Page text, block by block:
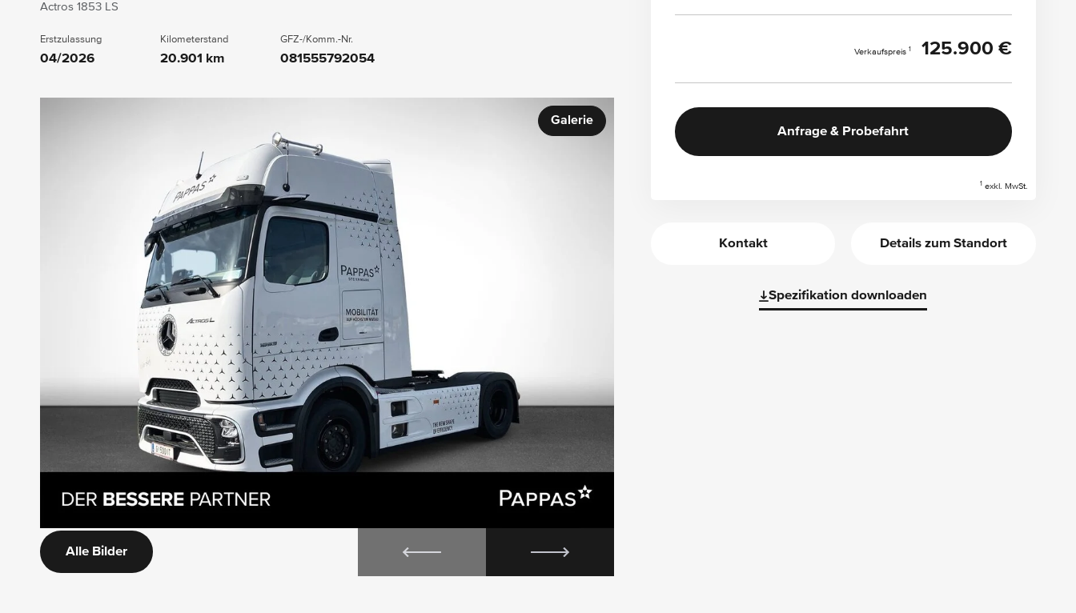
Actros 1853 LS
Erstzulassung
04/2026
Kilometerstand
20.901 km
GFZ-/Komm.-Nr.
081555792054
Galerie
Alle Bilder
Verkaufspreis 1 125.900 €
Anfrage & Probefahrt
1 exkl. MwSt.
Kontakt Details zum Standort
Spezifikation downloaden